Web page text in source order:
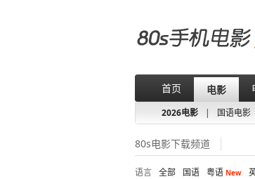
首页 电影
2026电影 | 国语电影
80s电影下载频道
语言 全部 国语 粤语 New